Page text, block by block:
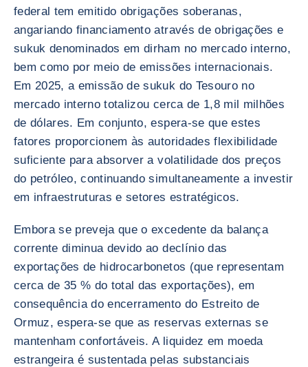
federal tem emitido obrigações soberanas,
angariando financiamento através de obrigações e
sukuk denominados em dirham no mercado interno,
bem como por meio de emissões internacionais.
Em 2025, a emissão de sukuk do Tesouro no
mercado interno totalizou cerca de 1,8 mil milhões
de dólares. Em conjunto, espera-se que estes
fatores proporcionem às autoridades flexibilidade
suficiente para absorver a volatilidade dos preços
do petróleo, continuando simultaneamente a investir
em infraestruturas e setores estratégicos.
Embora se preveja que o excedente da balança
corrente diminua devido ao declínio das
exportações de hidrocarbonetos (que representam
cerca de 35 % do total das exportações), em
consequência do encerramento do Estreito de
Ormuz, espera-se que as reservas externas se
mantenham confortáveis. A liquidez em moeda
estrangeira é sustentada pelas substanciais